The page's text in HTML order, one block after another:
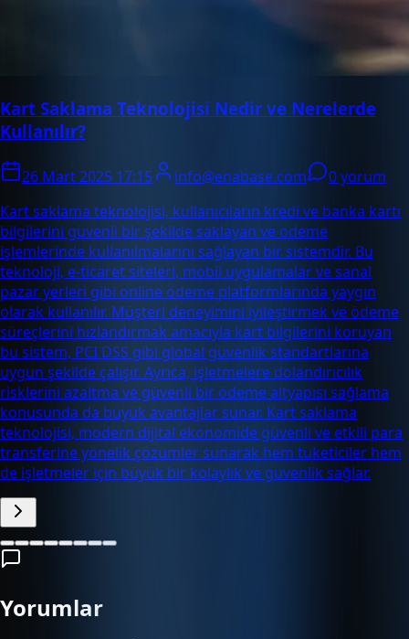
Kart Saklama Teknolojisi Nedir ve Nerelerde
Kullanılır?
26 Mart 2025 17:15 info@enabase.com
0 yorum
Kart saklama teknolojisi, kullanıcıların kredi ve banka kartı
bilgilerini güvenli bir şekilde saklayan ve ödeme
işlemlerinde kullanılmalarını sağlayan bir sistemdir. Bu
teknoloji, e-ticaret siteleri, mobil uygulamalar ve sanal
pazar yerleri gibi online ödeme platformlarında yaygın
olarak kullanılır. Müşteri deneyimini iyileştirmek ve ödeme
süreçlerini hızlandırmak amacıyla kart bilgilerini koruyan
bu sistem, PCI DSS gibi global güvenlik standartlarına
uygun şekilde çalışır. Ayrıca, işletmelere dolandırıcılık
risklerini azaltma ve güvenli bir ödeme altyapısı sağlama
konusunda da büyük avantajlar sunar. Kart saklama
teknolojisi, modern dijital ekonomide güvenli ve etkili para
transferine yönelik çözümler sunarak hem tüketiciler hem
de işletmeler için büyük bir kolaylık ve güvenlik sağlar.
Yorumlar